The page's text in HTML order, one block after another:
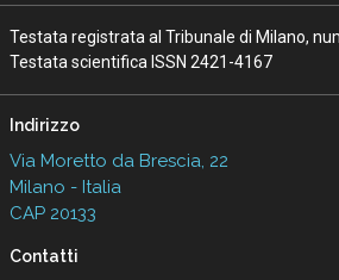
Testata registrata al Tribunale di Milano,
Testata scientifica ISSN 2421-4167
Indirizzo
Via Moretto da Brescia, 22
Milano - Italia
CAP 20133
Contatti